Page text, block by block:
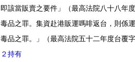
即該當販賣之要件」（最高法院八十八年
毒品之罪。集資赴港販運嗎啡返台，則係
毒品之罪。」（最高法院五十二年度台覆
２持有